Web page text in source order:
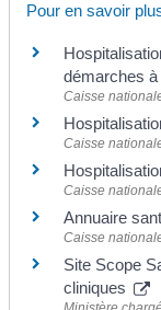
Pour en savoir
démarches
Caisse
Caisse
Caisse
Annuaire
Caisse
Site Scope
cliniques